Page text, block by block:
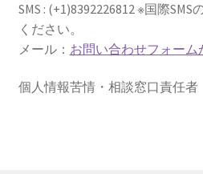
SMS : (+1)8392226812 ※国際
ください。
メール： お問い合わせフォーム
個人情報苦情・相談窓口責任